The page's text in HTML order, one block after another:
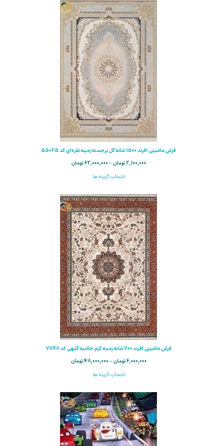
فرش ماشینی افرند 1500 شانه گل برجسته زمینه نقره‌ای کد 55025
2,100,000 تومان –
62,000,000تومان
انتخاب گزینه ها
فرش ماشینی افرند 700 شانه زمینه کرم حاشیه گلبهی کد 7748
6,000,000تومان –
48,000,000 تومان
انتخاب گزینه ها